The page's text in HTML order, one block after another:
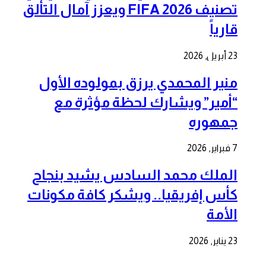
تصنيف FIFA 2026 ويعزز آمال التألق
قارياً
23 أبريل, 2026
منير المحمدي يرزق بمولوده الأول
“أمير” ويشارك لحظة مؤثرة مع
جمهوره
7 فبراير, 2026
الملك محمد السادس يشيد بنجاح
كأس إفريقيا.. ويشكر كافة مكونات
الأمة
23 يناير, 2026